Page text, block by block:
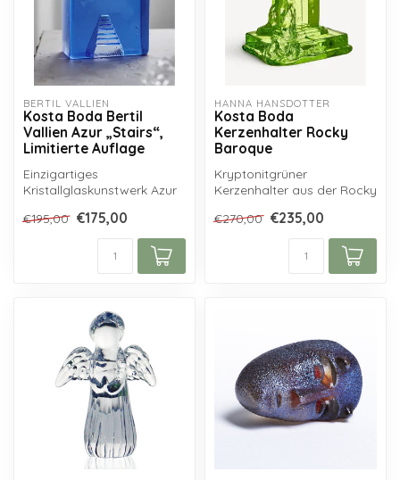
BERTIL VALLIEN
Kosta Boda Bertil
Vallien Azur „Stairs“,
Limitierte Auflage
Einzigartiges
Kristallglaskunstwerk Azur
Kosta B...
€195,00 €175,00
HANNA HANSDOTTER
Kosta Boda
Kerzenhalter Rocky
Baroque
Kryptonitgrüner
Kerzenhalter aus der Rocky
Boda, entworf...
€270,00 €235,00